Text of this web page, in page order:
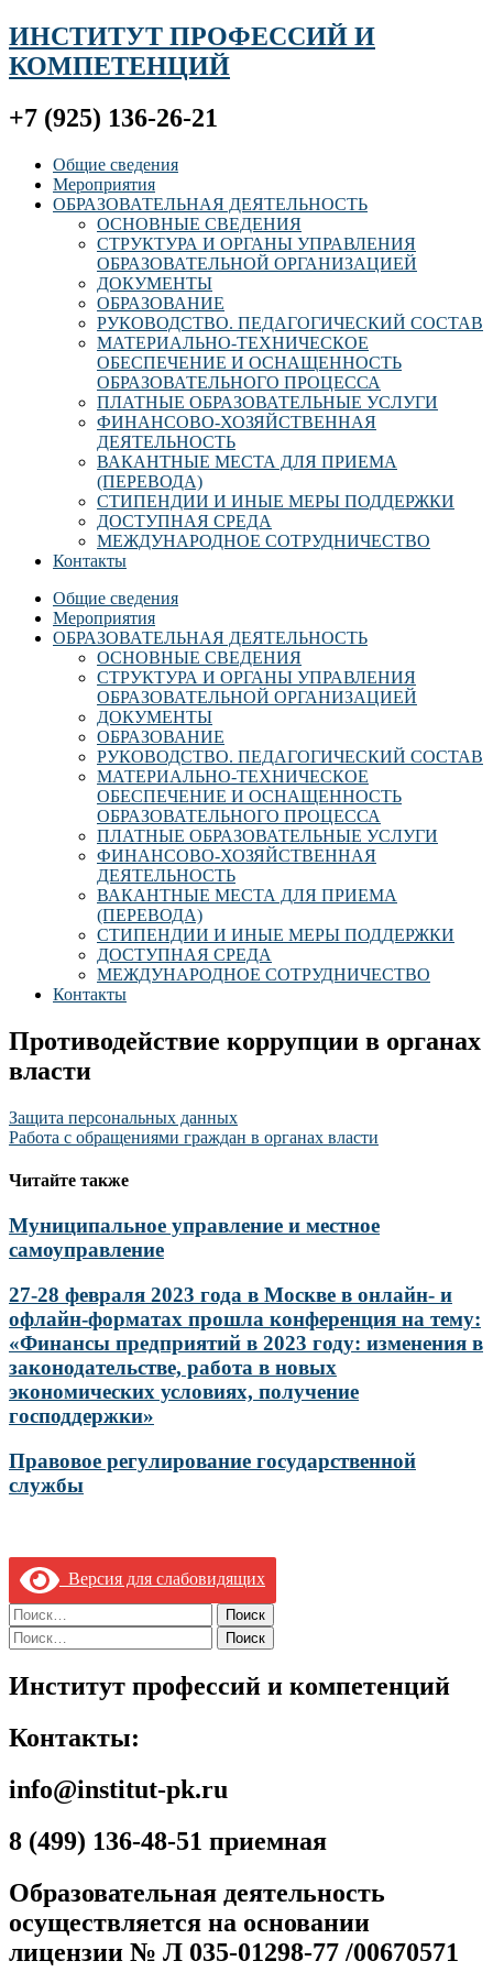
ИНСТИТУТ ПРОФЕССИЙ И
КОМПЕТЕНЦИЙ
+7 (925) 136-26-21
Общие сведения
Мероприятия
ОБРАЗОВАТЕЛЬНАЯ ДЕЯТЕЛЬНОСТЬ
ОСНОВНЫЕ СВЕДЕНИЯ
СТРУКТУРА И ОРГАНЫ УПРАВЛЕНИЯ
ОБРАЗОВАТЕЛЬНОЙ ОРГАНИЗАЦИЕЙ
ДОКУМЕНТЫ
ОБРАЗОВАНИЕ
РУКОВОДСТВО. ПЕДАГОГИЧЕСКИЙ СОСТАВ
МАТЕРИАЛЬНО-ТЕХНИЧЕСКОЕ
ОБЕСПЕЧЕНИЕ И ОСНАЩЕННОСТЬ
ОБРАЗОВАТЕЛЬНОГО ПРОЦЕССА
ПЛАТНЫЕ ОБРАЗОВАТЕЛЬНЫЕ УСЛУГИ
ФИНАНСОВО-ХОЗЯЙСТВЕННАЯ
ДЕЯТЕЛЬНОСТЬ
ВАКАНТНЫЕ МЕСТА ДЛЯ ПРИЕМА
(ПЕРЕВОДА)
СТИПЕНДИИ И ИНЫЕ МЕРЫ ПОДДЕРЖКИ
ДОСТУПНАЯ СРЕДА
МЕЖДУНАРОДНОЕ СОТРУДНИЧЕСТВО
Контакты
Общие сведения
Мероприятия
ОБРАЗОВАТЕЛЬНАЯ ДЕЯТЕЛЬНОСТЬ
ОСНОВНЫЕ СВЕДЕНИЯ
СТРУКТУРА И ОРГАНЫ УПРАВЛЕНИЯ
ОБРАЗОВАТЕЛЬНОЙ ОРГАНИЗАЦИЕЙ
ДОКУМЕНТЫ
ОБРАЗОВАНИЕ
РУКОВОДСТВО. ПЕДАГОГИЧЕСКИЙ СОСТАВ
МАТЕРИАЛЬНО-ТЕХНИЧЕСКОЕ
ОБЕСПЕЧЕНИЕ И ОСНАЩЕННОСТЬ
ОБРАЗОВАТЕЛЬНОГО ПРОЦЕССА
ПЛАТНЫЕ ОБРАЗОВАТЕЛЬНЫЕ УСЛУГИ
ФИНАНСОВО-ХОЗЯЙСТВЕННАЯ
ДЕЯТЕЛЬНОСТЬ
ВАКАНТНЫЕ МЕСТА ДЛЯ ПРИЕМА
(ПЕРЕВОДА)
СТИПЕНДИИ И ИНЫЕ МЕРЫ ПОДДЕРЖКИ
ДОСТУПНАЯ СРЕДА
МЕЖДУНАРОДНОЕ СОТРУДНИЧЕСТВО
Контакты
Противодействие коррупции в органах
власти
Навигация
по
записям
Защита персональных данных
Работа с обращениями граждан в органах власти
Читайте также
Муниципальное управление и местное
самоуправление
27-28 февраля 2023 года в Москве в онлайн- и
офлайн-форматах прошла конференция на тему:
«Финансы предприятий в 2023 году: изменения в
законодательстве, работа в новых
экономических условиях, получение
господдержки»
Правовое регулирование государственной
службы
Версия для слабовидящих
Найти:
Найти:
Институт профессий и компетенций
Контакты:
info@institut-pk.ru
8 (499) 136-48-51 приемная
Образовательная деятельность
осуществляется на основании
лицензии № Л 035-01298-77 /00670571